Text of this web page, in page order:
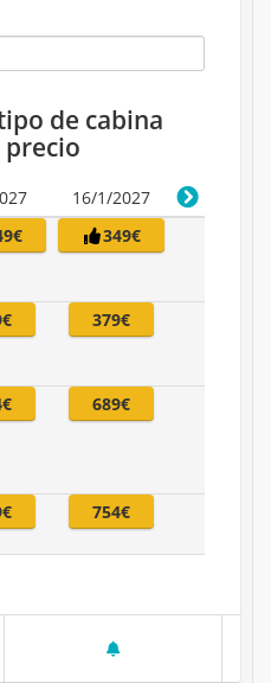
de cabina
16/1/2027
349€
379€
689€
754€